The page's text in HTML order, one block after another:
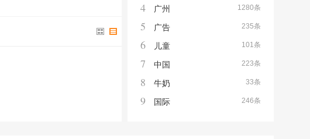
1280条
4 广州
235条
5 广告
101条
6 儿童
223条
7 中国
33条
8 牛奶
246条
9 国际